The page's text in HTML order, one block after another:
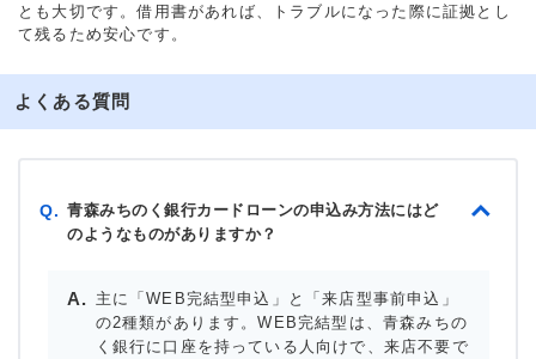
とも大切です。借用書があれば、トラブルになった際に証拠とし
て残るため安心です。
よくある質問
Q. 青森みちのく銀行カードローンの申込み方法にはど
のようなものがありますか？
主に「WEB完結型申込」と「来店型事前申込」
の2種類があります。WEB完結型は、青森みちの
く銀行に口座を持っている人向けで、来店不要で